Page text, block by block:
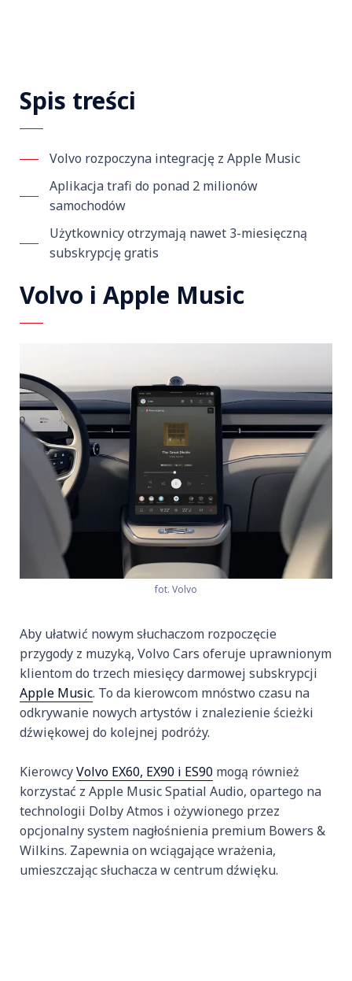
Spis treści
Volvo rozpoczyna integrację z Apple Music
Aplikacja trafi do ponad 2 milionów
samochodów
Użytkownicy otrzymają nawet 3-miesięczną
subskrypcję gratis
Volvo i Apple Music
fot. Volvo
Aby ułatwić nowym słuchaczom rozpoczęcie
przygody z muzyką, Volvo Cars oferuje uprawnionym
klientom do trzech miesięcy darmowej subskrypcji
Apple Music. To da kierowcom mnóstwo czasu na
odkrywanie nowych artystów i znalezienie ścieżki
dźwiękowej do kolejnej podróży.
KierowcyVolvo EX60, EX90 i ES90 mogą również
korzystać z Apple Music Spatial Audio, opartego na
technologii Dolby Atmos i ożywionego przez
opcjonalny system nagłośnienia premium Bowers &
Wilkins. Zapewnia on wciągające wrażenia,
umieszczając słuchacza w centrum dźwięku.